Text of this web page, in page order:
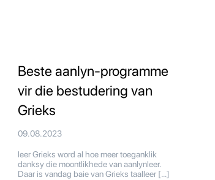
Beste aanlyn-programme
vir die bestudering van
Grieks
09.08.2023
leer Grieks word al hoe meer toeganklik
danksy die moontlikhede van aanlynleer.
Daar is vandag baie van Grieks taalleer […]